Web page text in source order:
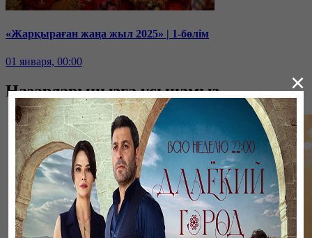
«Жарқыраған жаңа жыл 2025» | 1-бөлім
01 января, 00:00
Назарларыңызға ұсынамыз ×